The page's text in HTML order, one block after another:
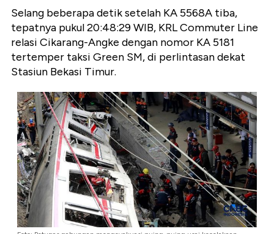
Selang beberapa detik setelah KA 5568A tiba,
tepatnya pukul 20:48:29 WIB, KRL Commuter Line
relasi Cikarang-Angke dengan nomor KA 5181
tertemper taksi Green SM, di perlintasan dekat
Stasiun Bekasi Timur.